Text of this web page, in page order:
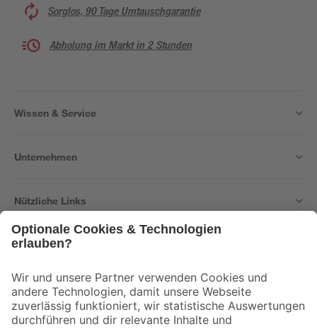
Sorglos, 90 Tage Umtauschgarantie
Abholung im Markt in 2 Stunden
Wissen & Service
Unternehmen
Nützliche Links
Der toom Newsletter: Keine Angebote und Aktionen mehr verpassen!
Zur Newsletter Anmeldung